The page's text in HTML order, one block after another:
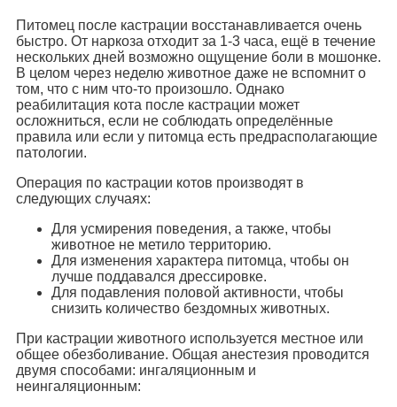
Питомец после кастрации восстанавливается очень
быстро. От наркоза отходит за 1-3 часа, ещё в течение
нескольких дней возможно ощущение боли в мошонке.
В целом через неделю животное даже не вспомнит о
том, что с ним что-то произошло. Однако
реабилитация кота после кастрации может
осложниться, если не соблюдать определённые
правила или если у питомца есть предрасполагающие
патологии.
Операция по кастрации котов производят в
следующих случаях:
Для усмирения поведения, а также, чтобы
животное не метило территорию.
Для изменения характера питомца, чтобы он
лучше поддавался дрессировке.
Для подавления половой активности, чтобы
снизить количество бездомных животных.
При кастрации животного используется местное или
общее обезболивание. Общая анестезия проводится
двумя способами: ингаляционным и
неингаляционным: